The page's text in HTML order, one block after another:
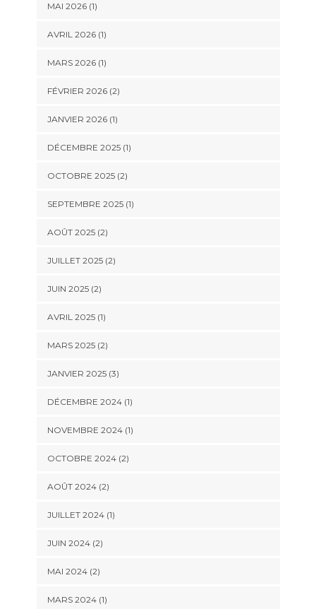
MAI 2026(1)
AVRIL 2026(1)
MARS 2026(1)
FÉVRIER 2026(2)
JANVIER 2026(1)
DÉCEMBRE 2025(1)
OCTOBRE 2025(2)
SEPTEMBRE 2025(1)
AOÛT 2025(2)
JUILLET 2025(2)
JUIN 2025(2)
AVRIL 2025(1)
MARS 2025(2)
JANVIER 2025(3)
DÉCEMBRE 2024(1)
NOVEMBRE 2024(1)
OCTOBRE 2024(2)
AOÛT 2024(2)
JUILLET 2024(1)
JUIN 2024(2)
MAI 2024(2)
MARS 2024(1)